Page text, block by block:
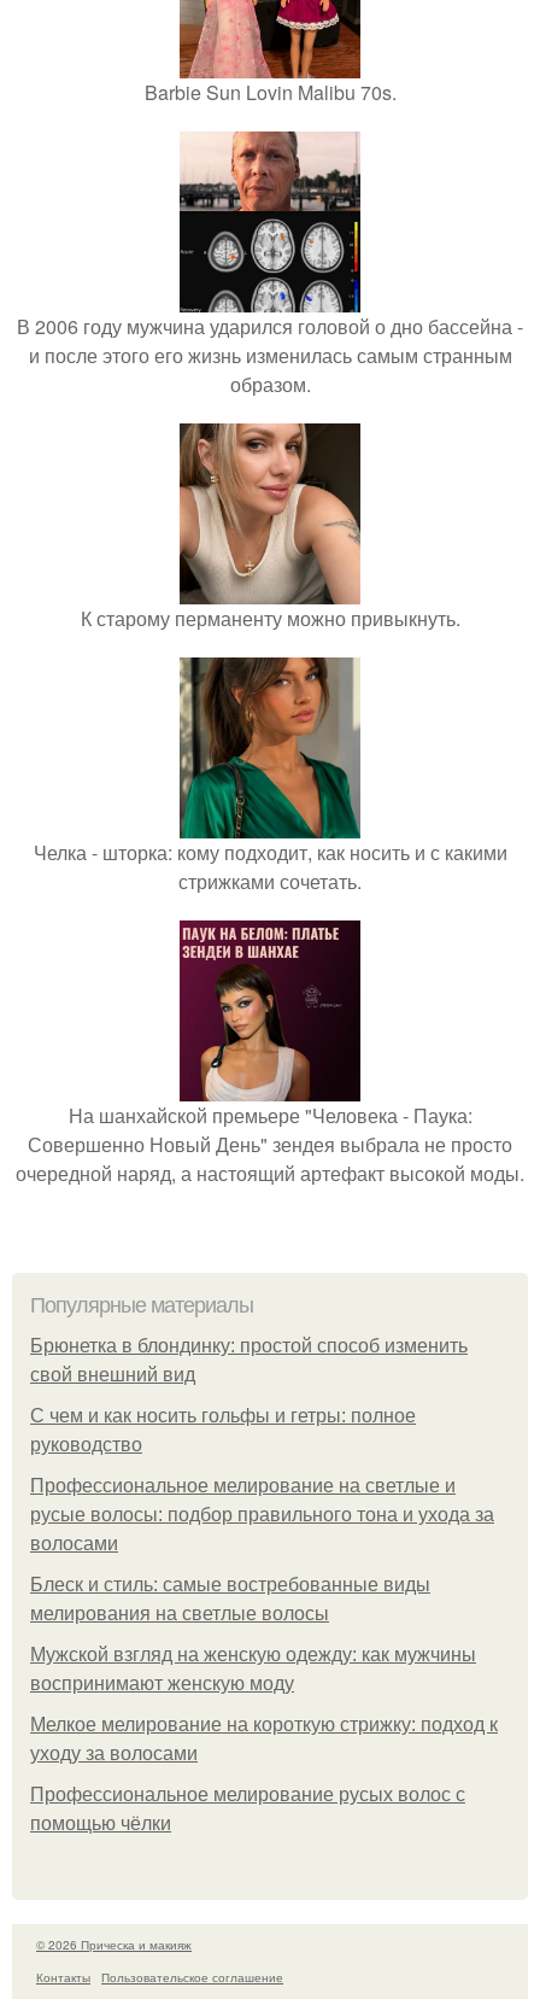
Barbie Sun Lovin Malibu 70s.
В 2006 году мужчина ударился головой о дно бассейна -
и после этого его жизнь изменилась самым странным
образом.
К старому перманенту можно привыкнуть.
Челка - шторка: кому подходит, как носить и с какими
стрижками сочетать.
На шанхайской премьере "Человека - Паука:
Совершенно Новый День" зендея выбрала не просто
очередной наряд, а настоящий артефакт высокой моды.
Популярные материалы
Брюнетка в блондинку: простой способ изменить
свой внешний вид
С чем и как носить гольфы и гетры: полное
руководство
Профессиональное мелирование на светлые и
русые волосы: подбор правильного тона и ухода за
волосами
Блеск и стиль: самые востребованные виды
мелирования на светлые волосы
Мужской взгляд на женскую одежду: как мужчины
воспринимают женскую моду
Мелкое мелирование на короткую стрижку: подход к
уходу за волосами
Профессиональное мелирование русых волос с
помощью чёлки
© 2026 Прическа и макияж
Контакты
Пользовательское соглашение